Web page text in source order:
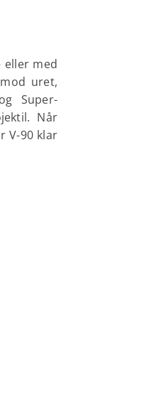
eller med
uret,
Super-
Når
V-90 klar